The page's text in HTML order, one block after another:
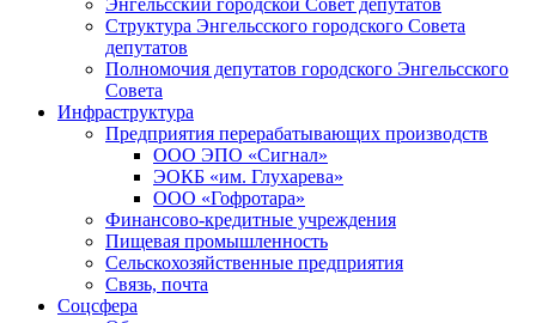
Энгельсский городской Совет депутатов
Структура Энгельсского городского Совета
депутатов
Полномочия депутатов городского Энгельсского
Совета
Инфраструктура
Предприятия перерабатывающих производств
ООО ЭПО «Сигнал»
ЭОКБ «им. Глухарева»
ООО «Гофротара»
Финансово-кредитные учреждения
Пищевая промышленность
Сельскохозяйственные предприятия
Связь, почта
Соцсфера